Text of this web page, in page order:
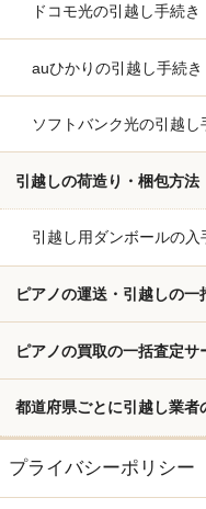
ドコモ光の引越し手続き
auひかりの引越し手続き
ソフトバンク光の引越し
引越しの荷造り・梱包方法
引越し用ダンボールの
ピアノの運送・引越しの一
ピアノの買取の一括査定サ
都道府県ごとに引越し業者
プライバシーポリシー